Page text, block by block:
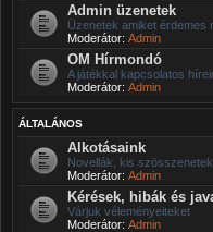
Admin üzenetek
Üzenetek amiket érdemes
Moderátor: Admin
OM Hírmondó
A játékkal kapcsolatos
Moderátor: Admin
ÁLTALÁNOS
Alkotásaink
Novellák, kis
Moderátor: Admin
Kérések, hibák és
Várjuk véleményeiteket
Moderátor: Admin